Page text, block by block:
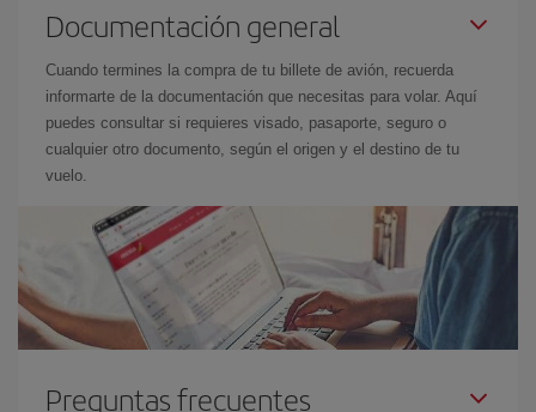
Documentación general
Cuando termines la compra de tu billete de avión, recuerda
informarte de la documentación que necesitas para volar. Aquí
puedes consultar si requieres visado, pasaporte, seguro o
cualquier otro documento, según el origen y el destino de tu
vuelo.
Preguntas frecuentes